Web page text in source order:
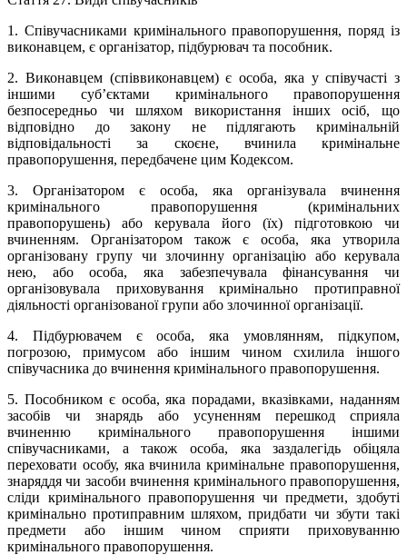
1. Співучасниками кримінального правопорушення, поряд із
виконавцем, є організатор, підбурювач та пособник.
2. Виконавцем (співвиконавцем) є особа, яка у співучасті з
іншими суб’єктами кримінального правопорушення
безпосередньо чи шляхом використання інших осіб, що
відповідно до закону не підлягають кримінальній
відповідальності за скоєне, вчинила кримінальне
правопорушення, передбачене цим Кодексом.
3. Організатором є особа, яка організувала вчинення
кримінального правопорушення (кримінальних
правопорушень) або керувала його (їх) підготовкою чи
вчиненням. Організатором також є особа, яка утворила
організовану групу чи злочинну організацію або керувала
нею, або особа, яка забезпечувала фінансування чи
організовувала приховування кримінально протиправної
діяльності організованої групи або злочинної організації.
4. Підбурювачем є особа, яка умовлянням, підкупом,
погрозою, примусом або іншим чином схилила іншого
співучасника до вчинення кримінального правопорушення.
5. Пособником є особа, яка порадами, вказівками, наданням
засобів чи знарядь або усуненням перешкод сприяла
вчиненню кримінального правопорушення іншими
співучасниками, а також особа, яка заздалегідь обіцяла
переховати особу, яка вчинила кримінальне правопорушення,
знаряддя чи засоби вчинення кримінального правопорушення,
сліди кримінального правопорушення чи предмети, здобуті
кримінально протиправним шляхом, придбати чи збути такі
предмети або іншим чином сприяти приховуванню
кримінального правопорушення.